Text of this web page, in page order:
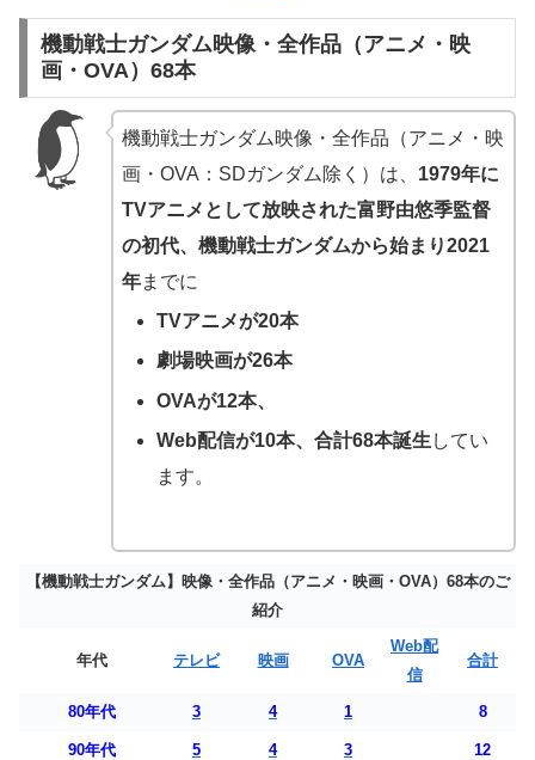
機動戦士ガンダム映像・全作品（アニメ・映
画・OVA）68本
機動戦士ガンダム映像・全作品（アニメ・映
画・OVA：SDガンダム除く）は、 1979年に
TVアニメとして放映された富野由悠季監督
の初代、機動戦士ガンダムから始まり2021
年までに
TVアニメが20本
劇場映画が26本
OVAが12本、
Web配信が10本、合計68本誕生 してい
ます。
【機動戦士ガンダム】映像・全作品（アニメ・映画・OVA）68本のご
紹介
年代 テレビ 映画 OVA
Web配
信
合計
80年代 3 4 1 8
90年代 5 4 3 12